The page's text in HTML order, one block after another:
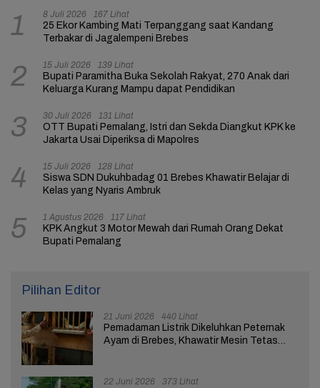
1 8 Juli 2026 167 Lihat
25 Ekor Kambing Mati Terpanggang saat Kandang
Terbakar di Jagalempeni Brebes
2 15 Juli 2026 139 Lihat
Bupati Paramitha Buka Sekolah Rakyat, 270 Anak dari
Keluarga Kurang Mampu dapat Pendidikan
3 30 Juli 2026 131 Lihat
OTT Bupati Pemalang, Istri dan Sekda Diangkut KPK ke
Jakarta Usai Diperiksa di Mapolres
4 15 Juli 2026 128 Lihat
Siswa SDN Dukuhbadag 01 Brebes Khawatir Belajar di
Kelas yang Nyaris Ambruk
5 1 Agustus 2026 117 Lihat
KPK Angkut 3 Motor Mewah dari Rumah Orang Dekat
Bupati Pemalang
Pilihan Editor
21 Juni 2026 440 Lihat
Pemadaman Listrik Dikeluhkan Peternak
Ayam di Brebes, Khawatir Mesin Tetas
22 Juni 2026 373 Lihat